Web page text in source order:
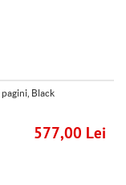
Black
577,00 Lei